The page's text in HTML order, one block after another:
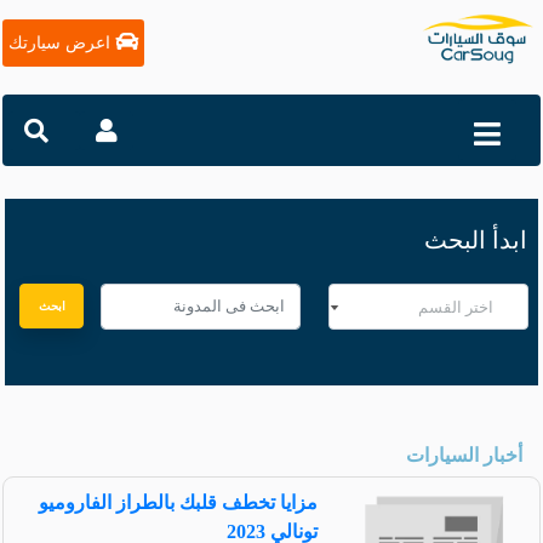
اعرض سيارتك
ابدأ البحث
ابحث
أخبار السيارات
مزايا تخطف قلبك بالطراز الفاروميو
تونالي 2023